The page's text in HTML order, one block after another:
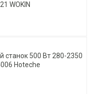
WOKIN
станок 500 Вт 280-2350
Hoteche